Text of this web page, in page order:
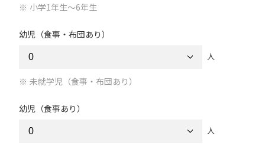
小学1年生～6年生
幼児（食事・布団あり）
人
未就学児（食事・布団あり）
幼児（食事あり）
人